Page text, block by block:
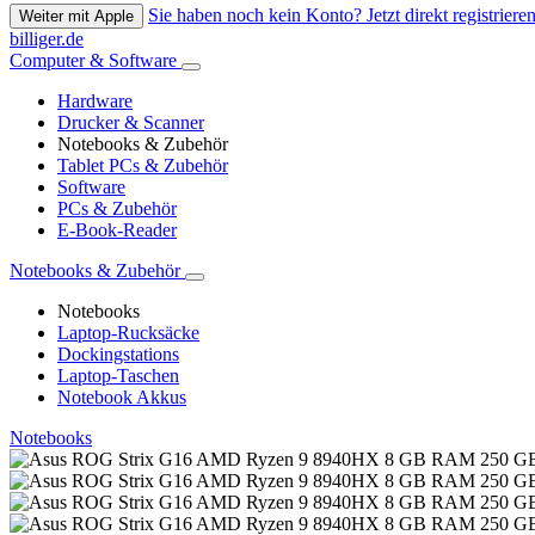
Weiter mit Apple
Sie haben noch kein Konto? Jetzt direkt
billiger.de
Computer & Software
Hardware
Drucker & Scanner
Notebooks & Zubehör
Tablet PCs & Zubehör
Software
PCs & Zubehör
E-Book-Reader
Notebooks & Zubehör
Notebooks
Laptop-Rucksäcke
Dockingstations
Laptop-Taschen
Notebook Akkus
Notebooks